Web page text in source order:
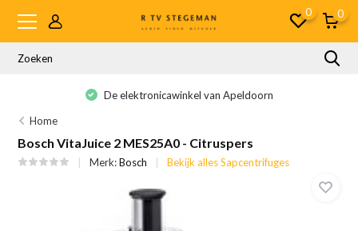
0 0
De elektronicawinkel van Apeldoorn
Home
Bosch VitaJuice 2 MES25A0 - Citruspers
Merk:Bosch Bekijk alles Sapcentrifuges